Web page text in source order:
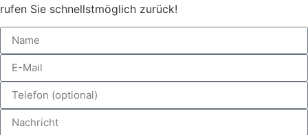
rufen Sie schnellstmöglich zurück!